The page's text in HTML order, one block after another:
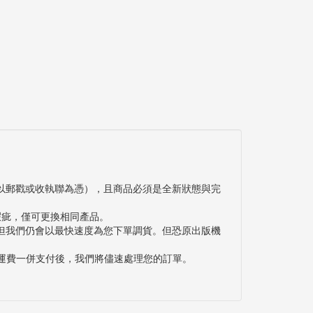
戳或收執聯為憑），且商品必須是全新狀態與完
，僅可更換相同產品。
們仍會以最快速度為您下單調貨。但恐原出版機
一併支付後，我們將儘速處理您的訂單。